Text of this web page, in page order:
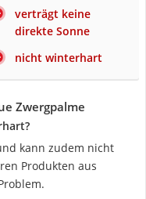
verträgt keine
direkte Sonne
nicht winterhart
Zwergpalme
kann zudem nicht
Produkten aus